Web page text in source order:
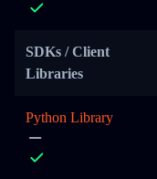
SDKs / Client
Libraries
Python Library